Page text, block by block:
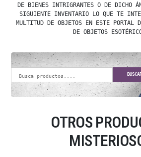
DE BIENES INTRIGRANTES O DE DICHO
SIGUIENTE INVENTARIO LO QUE TE
MULTITUD DE OBJETOS EN ESTE PORTAL
DE OBJETOS
OTROS